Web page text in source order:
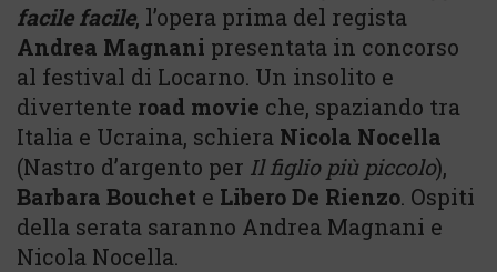
facile facile, l’opera prima del regista
Andrea Magnani presentata in concorso
al festival di Locarno. Un insolito e
divertente road movie che, spaziando tra
Italia e Ucraina, schiera Nicola Nocella
(Nastro d’argento per Il figlio più piccolo),
Barbara Bouchet e Libero De Rienzo. Ospiti
della serata saranno Andrea Magnani e
Nicola Nocella.